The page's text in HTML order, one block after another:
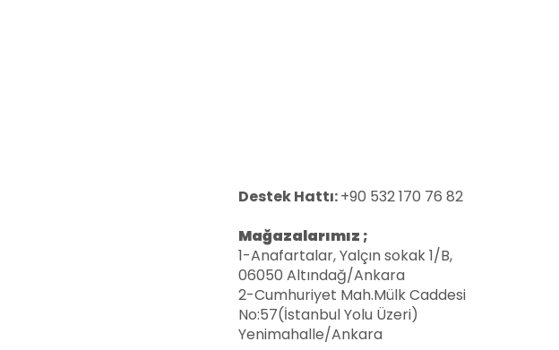
Destek Hattı:+90 532 170 76 82
Mağazalarımız ;
1-Anafartalar, Yalçın sokak 1/B,
06050 Altındağ/Ankara
2-Cumhuriyet Mah.Mülk Caddesi
No:57(İstanbul Yolu Üzeri)
Yenimahalle/Ankara